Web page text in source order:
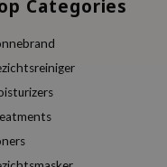
Categories